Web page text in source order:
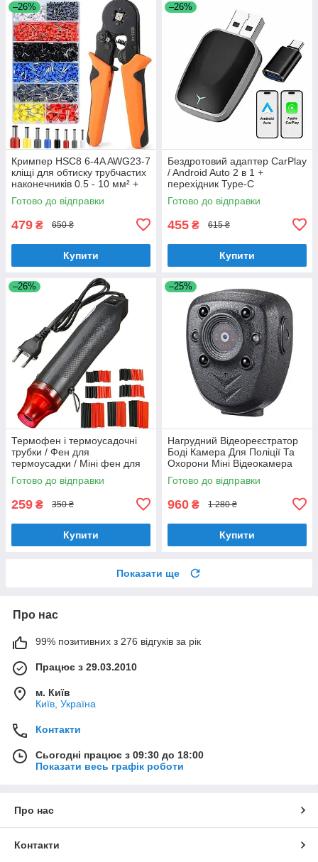
–26%
Кримпер HSC8 6-4A AWG23-7
кліщі для обтиску трубчастих
наконечників 0.5 - 10 мм² +
1200 гільз
Готово до відправки
479 ₴ 650 ₴
Купити
–26%
Бездротовий адаптер CarPlay
/ Android Auto 2 в 1 +
перехідник Type-C
Готово до відправки
455 ₴ 615 ₴
Купити
–26%
Термофен і термоусадочні
трубки / Фен для
термоусадки / Міні фен для
термоусадки
Готово до відправки
259 ₴ 350 ₴
Купити
–25%
Нагрудний Відеореєстратор
Боді Камера Для Поліції Та
Охорони Міні Відеокамера
Портативна Нічна Зйомка Full
HD
Готово до відправки
960 ₴ 1 280 ₴
Купити
Показати ще
Про нас
99% позитивних з 276 відгуків за рік
Працює з 29.03.2010
м. Київ
Київ, Україна
Контакти
Сьогодні працює з 09:30 до 18:00
Показати весь графік роботи
Про нас
Контакти